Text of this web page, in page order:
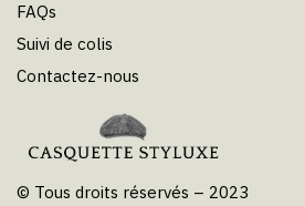
FAQs
Suivi de colis
Contactez-nous
© Tous droits réservés – 2023